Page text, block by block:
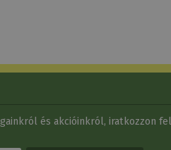
és akcióinkról, iratkozzon fel